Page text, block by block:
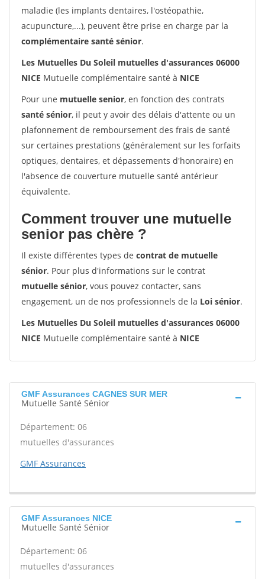
maladie (les implants dentaires, l'ostéopathie,
acupuncture,...), peuvent être prise en charge par la
complémentaire santé sénior.
Les Mutuelles Du Soleil mutuelles d'assurances 06000
NICE Mutuelle complémentaire santé à NICE
Pour une mutuelle senior, en fonction des contrats
santé sénior, il peut y avoir des délais d'attente ou un
plafonnement de remboursement des frais de santé
sur certaines prestations (généralement sur les forfaits
optiques, dentaires, et dépassements d'honoraire) en
l'absence de couverture mutuelle santé antérieur
équivalente.
Comment trouver une mutuelle
senior pas chère ?
Il existe différentes types de contrat de mutuelle
sénior. Pour plus d'informations sur le contrat
mutuelle sénior, vous pouvez contacter, sans
engagement, un de nos professionnels de la Loi sénior.
Les Mutuelles Du Soleil mutuelles d'assurances 06000
NICE Mutuelle complémentaire santé à NICE
GMF Assurances CAGNES SUR MER
Mutuelle Santé Sénior
Département: 06
mutuelles d'assurances
GMF Assurances
GMF Assurances NICE
Mutuelle Santé Sénior
Département: 06
mutuelles d'assurances